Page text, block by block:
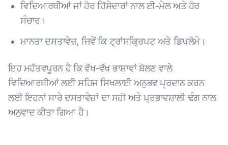
ਵਿਦਿਆਰਥੀਆਂ ਜਾਂ ਹੋਰ ਹਿੱਸੇਦਾਰਾਂ ਨਾਲ ਈ-ਮੇਲ ਅਤੇ ਹੋਰ
ਸੰਚਾਰ।
ਮਾਨਤਾ ਦਸਤਾਵੇਜ਼, ਜਿਵੇਂ ਕਿ ਟ੍ਰਾਂਸਕ੍ਰਿਪਟ ਅਤੇ ਡਿਪਲੋਮੇ।
ਇਹ ਮਹੱਤਵਪੂਰਨ ਹੈ ਕਿ ਵੱਖ-ਵੱਖ ਭਾਸ਼ਾਵਾਂ ਬੋਲਣ ਵਾਲੇ
ਵਿਦਿਆਰਥੀਆਂ ਲਈ ਸਹਿਜ ਸਿਖਲਾਈ ਅਨੁਭਵ ਪ੍ਰਦਾਨ ਕਰਨ
ਲਈ ਇਹਨਾਂ ਸਾਰੇ ਦਸਤਾਵੇਜ਼ਾਂ ਦਾ ਸਹੀ ਅਤੇ ਪ੍ਰਭਾਵਸ਼ਾਲੀ ਢੰਗ ਨਾਲ
ਅਨੁਵਾਦ ਕੀਤਾ ਗਿਆ ਹੈ।